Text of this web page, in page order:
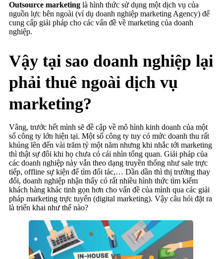
Outsource marketing là hình thức sử dụng một dịch vụ của
nguồn lực bên ngoài (ví dụ doanh nghiệp marketing Agency) để
cung cấp giải pháp cho các vấn đề về marketing của doanh
nghiệp.
Vậy tại sao doanh nghiệp lại
phải thuê ngoài dịch vụ
marketing?
Vâng, trước hết mình sẽ đề cập về mô hình kinh doanh của một
số công ty lớn hiện tại. Một số công ty tuy có mức doanh thu rất
khủng lên đến vài trăm tỷ một năm nhưng khi nhắc tới marketing
thì thật sự đôi khi họ chưa có cái nhìn tổng quan. Giải pháp của
các doanh nghiệp này vẫn theo dạng truyền thống như sale trực
tiếp, offline sự kiện để tìm đối tác,… Dần dần thì thị trường thay
đổi, doanh nghiệp nhận thấy có rất nhiều hình thức tìm kiếm
khách hàng khác tinh gọn hơn cho vấn đề của mình qua các giải
pháp marketing trực tuyến (digital marketing). Vậy câu hỏi đặt ra
là triển khai như thế nào?